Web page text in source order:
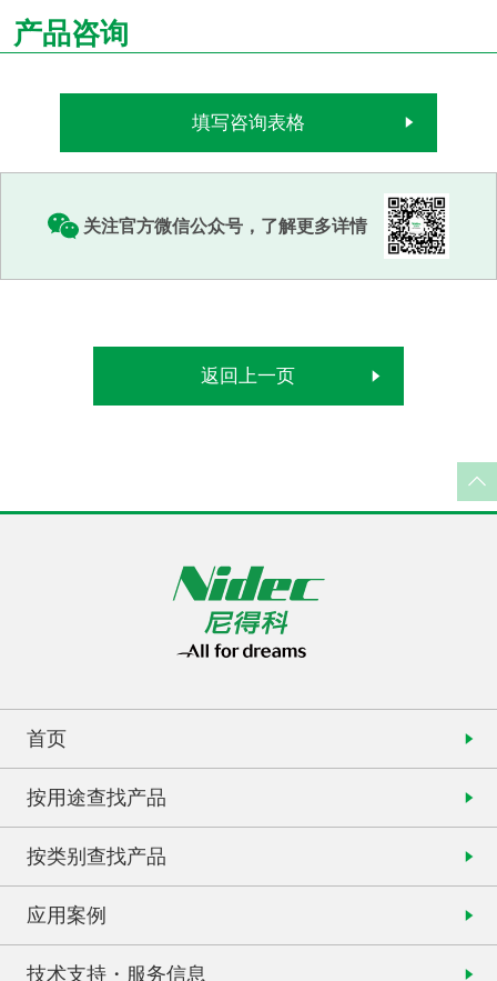
产品咨询
填写咨询表格
关注官方微信公众号，了解更多详情
返回上一页
首页
按用途查找产品
按类别查找产品
应用案例
技术支持・服务信息